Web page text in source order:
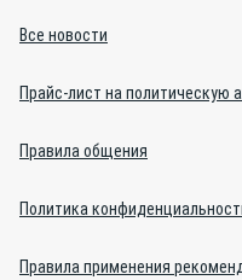
Все новости
Прайс-лист на политическую
Правила общения
Политика
Правила применения